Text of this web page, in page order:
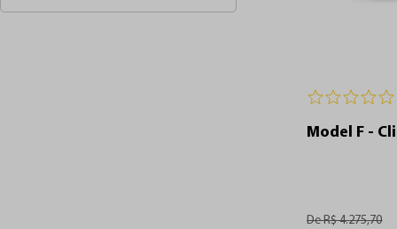
Model F -
DeR$ 4.275,70